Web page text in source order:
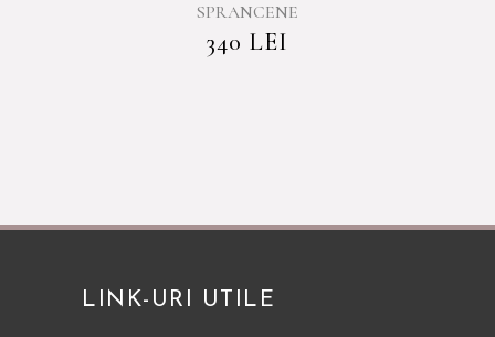
SPRANCENE
340 LEI
LINK-URI UTILE